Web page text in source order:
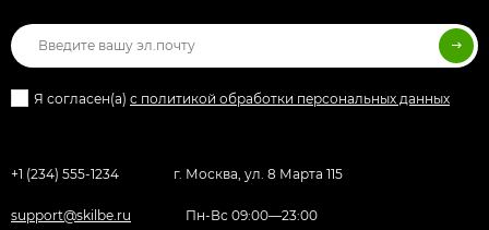
Я согласен(a) с политикой обработки персональных данных
+1 (234) 555-1234 г. Москва, ул. 8 Марта 115
support@skilbe.ru Пн-Вс 09:00—23:00